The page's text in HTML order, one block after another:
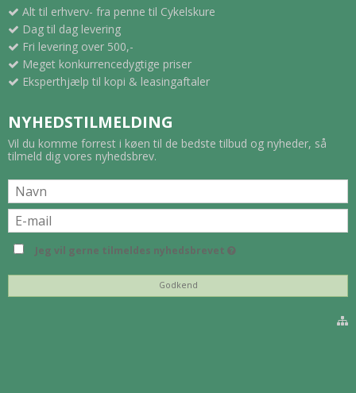
Alt til erhverv- fra penne til Cykelskure
Dag til dag levering
Fri levering over 500,-
Meget konkurrencedygtige priser
Eksperthjælp til kopi & leasingaftaler
NYHEDSTILMELDING
Vil du komme forrest i køen til de bedste tilbud og nyheder, så
tilmeld dig vores nyhedsbrev.
Jeg vil gerne tilmeldes nyhedsbrevet
Godkend